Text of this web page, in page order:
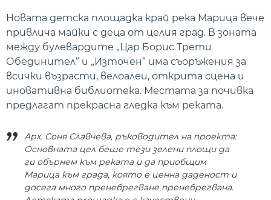
Новата детска площадка край река Марица вече
привлича майки с деца от целия град. В зоната
между булевардите „Цар Борис Трети
Обединител“ и „Източен“ има съоръжения за
всички възрасти, велоалеи, открита сцена и
иновативна библиотека. Местата за почивка
предлагат прекрасна гледка към реката.
Арх. Соня Славчева, ръководител на проекта:
Основната цел беше тези зелени площи да
ги обърнем към реката и да приобщим
Марица към града, която е ценна даденост и
досега много пренебрегване пренебрегвана.